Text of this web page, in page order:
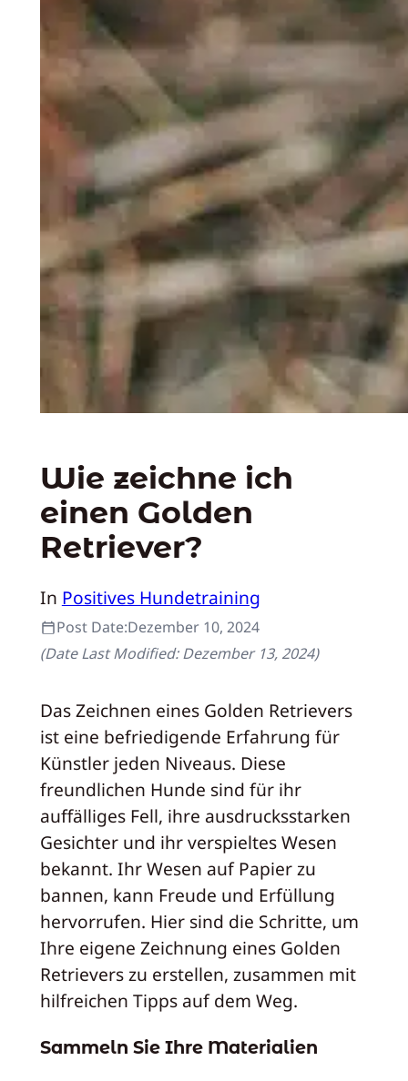
Wie zeichne ich
einen Golden
Retriever?
In Positives Hundetraining
Post Date:Dezember 10, 2024
(Date Last Modified:Dezember 13, 2024)
Das Zeichnen eines Golden Retrievers
ist eine befriedigende Erfahrung für
Künstler jeden Niveaus. Diese
freundlichen Hunde sind für ihr
auffälliges Fell, ihre ausdrucksstarken
Gesichter und ihr verspieltes Wesen
bekannt. Ihr Wesen auf Papier zu
bannen, kann Freude und Erfüllung
hervorrufen. Hier sind die Schritte, um
Ihre eigene Zeichnung eines Golden
Retrievers zu erstellen, zusammen mit
hilfreichen Tipps auf dem Weg.
Sammeln Sie Ihre Materialien